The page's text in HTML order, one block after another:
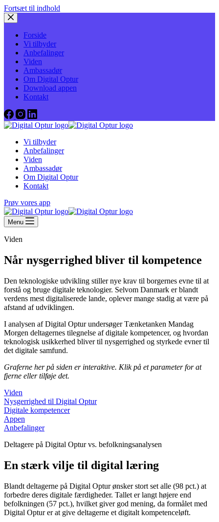
Fortsæt til indhold
Forside
Vi tilbyder
Anbefalinger
Viden
Ambassadør
Om Digital Optur
Download appen
Kontakt
Vi tilbyder
Anbefalinger
Viden
Ambassadør
Om Digital Optur
Kontakt
Prøv vores app
Menu
Viden
Når nysgerrighed bliver til kompetence
Den teknologiske udvikling stiller nye krav til borgernes evne til at
forstå og bruge digitale teknologier. Selvom Danmark er blandt
verdens mest digitaliserede lande, oplever mange stadig at være på
afstand af udviklingen.
I analysen af Digital Optur undersøger Tænketanken Mandag
Morgen deltagernes tilegnelse af digitale kompetencer, og hvordan
teknologisk usikkerhed bliver til nysgerrighed og styrkede evner til
det digitale samfund.
Graferne her på siden er interaktive. Klik på et parameter for at
fjerne eller tilføje det.
Viden
Nysgerrighed til Digital Optur
Digitale kompetencer
Appen
Anbefalinger
Deltagere på Digital Optur vs. befolkningsanalysen
En stærk vilje til digital læring
Blandt deltagerne på Digital Optur ønsker stort set alle (98 pct.) at
forbedre deres digitale færdigheder. Tallet er langt højere end
befolkningen (57 pct.), hvilket giver god mening, da formålet med
Digital Optur er at give deltagerne et digitalt kompetenceløft.